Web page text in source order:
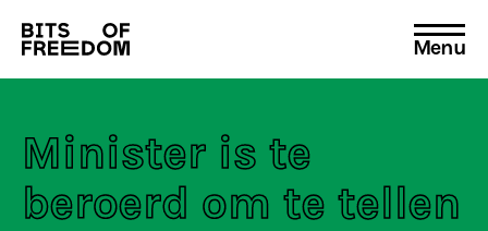
Search
for:
Menu
Minister is te
beroerd om te tellen